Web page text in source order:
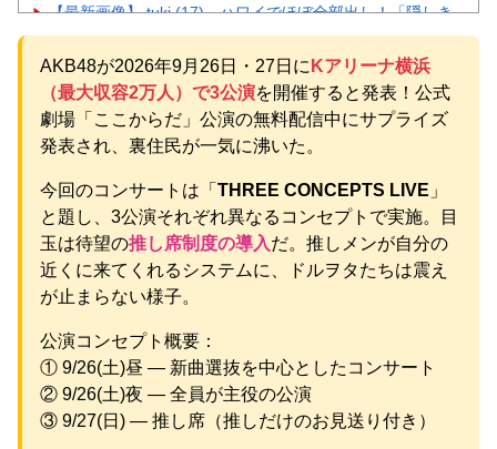
【最新画像】 tuki.(17)、ハワイでほぼ全部出し！「隠しき
れない美貌」とSNSざわつく NEW!
【恐怖】 家族葬・一日葬なら安いという風潮、完全に嘘だ
った・・・・ NEW!
【物議】ひろゆき氏に嫁ブチギレ離婚宣言→まさかの結末
にガル民騒然ｗｗｗ NEW!
【続報】三山凌輝、あんかけパスタ店も割烹店もピンチ→
元AKB社長、22億円申告漏れ 乃木坂46運営会社の株式を
パチンコ京楽産業に譲渡【ノース・リバー】【窪田康志】
元AKB社長、22億円申告漏れ 乃木坂46運営会社の株式を
パチンコ京楽産業に譲渡【ノース・リバー】【窪田康志】
Powered by livedoor 相互RSS
AKB48が2026年9月26日・27日に Kアリーナ横浜
（最大収容2万人）で3公演を開催すると発表！公式
劇場「ここからだ」公演の無料配信中にサプライズ
発表され、裏住民が一気に沸いた。
今回のコンサートは「 THREE CONCEPTS LIVE 」
と題し、3公演それぞれ異なるコンセプトで実施。目
玉は待望の推し席制度の導入だ。推しメンが自分の
近くに来てくれるシステムに、ドルヲタたちは震え
が止まらない様子。
公演コンセプト概要：
① 9/26(土)昼 ― 新曲選抜を中心としたコンサート
② 9/26(土)夜 ― 全員が主役の公演
③ 9/27(日) ― 推し席（推しだけのお見送り付き）